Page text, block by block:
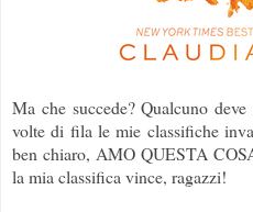
Ma che succede? Qualcuno
volte di fila le mie classifiche
ben chiaro, AMO QUESTA
la mia classifica vince, ragazzi!